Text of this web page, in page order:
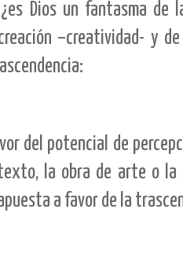
Dios un fantasma de
–creatividad- y
del potencial de
la obra de arte o la
a favor de la